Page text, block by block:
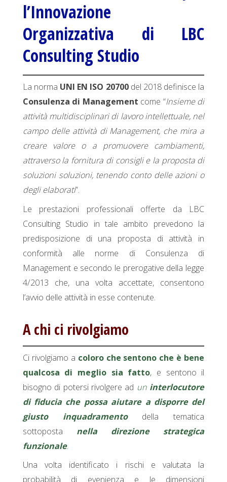
l’Innovazione
Organizzativa di LBC
Consulting Studio
La norma UNI EN ISO 20700del 2018 definisce la
Consulenza di Management come “Insieme di
attività multidisciplinari di lavoro intellettuale, nel
campo delle attività di Management, che mira a
creare valore o a promuovere cambiamenti,
attraverso la fornitura di consigli e la proposta di
soluzioni soluzioni, tenendo conto delle azioni o
degli elaborati”.
Le prestazioni professionali offerte da LBC
Consulting Studio in tale ambito prevedono la
predisposizione di una proposta di attività in
conformità alle norme di Consulenza di
Management e secondo le prerogative della legge
4/2013 che, una volta accettate, consentono
l’avvio delle attività in esse contenute.
A chi ci rivolgiamo
Ci rivolgiamo a coloro che sentono che è bene
qualcosa di meglio sia fatto, e sentono il
bisogno di potersi rivolgere ad un interlocutore
di fiducia che possa aiutare a disporre del
giusto inquadramentodella tematica
sottoposta nella direzione strategica
funzionale.
Una volta identificato i rischi e valutata la
probabilità di evenienza e le dimensioni